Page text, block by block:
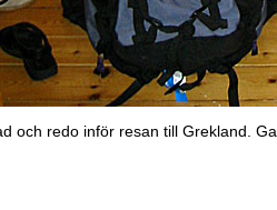
och redo inför resan till Grekland.